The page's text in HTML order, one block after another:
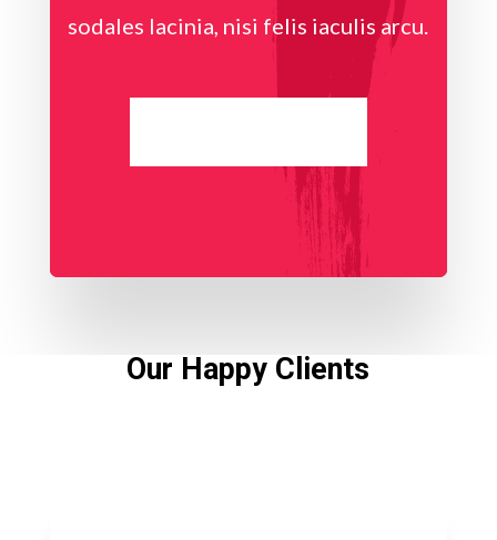
sodales lacinia, nisi felis iaculis arcu.
Our Happy Clients